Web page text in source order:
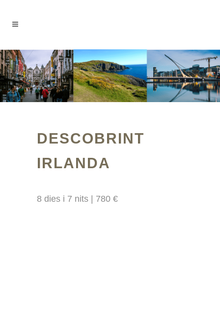
DESCOBRINT
IRLANDA
8 dies i 7 nits | 780 €